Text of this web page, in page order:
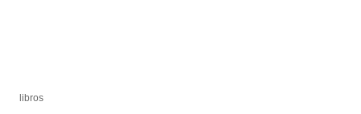
libros
libros